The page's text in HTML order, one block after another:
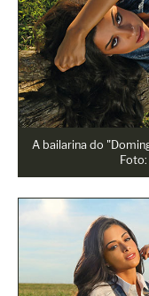
A bailarina do